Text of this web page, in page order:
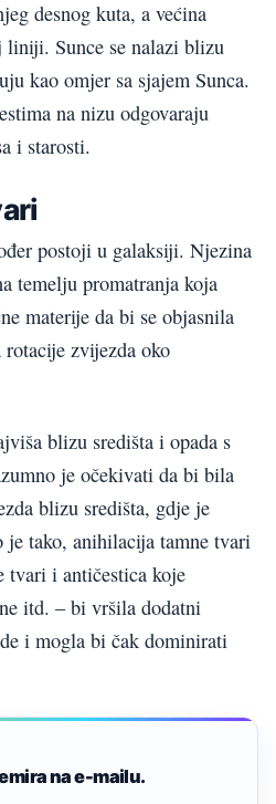
desnog kuta, a većina
liniji. Sunce se nalazi blizu
kao omjer sa sjajem Sunca.
na nizu odgovaraju
i starosti.
postoji u galaksiji. Njezina
temelju promatranja koja
materije da bi se objasnila
zvijezda oko
blizu središta i opada s
je očekivati da bi bila
blizu središta, gdje je
je tako, anihilacija tamne tvari
tvari i antičestica koje
itd. – bi vršila dodatni
i mogla bi čak dominirati
na e-mailu.